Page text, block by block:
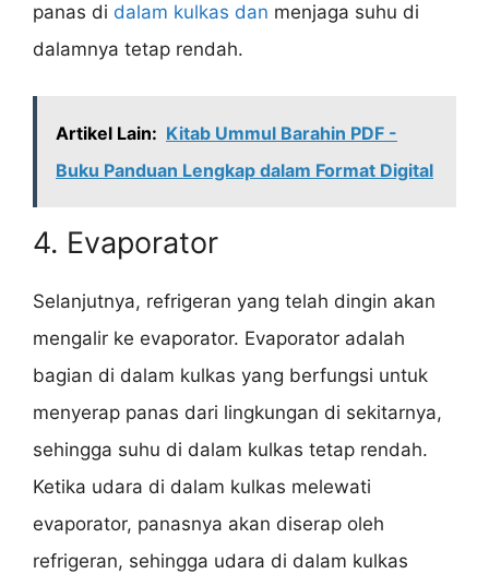
panas di dalam kulkas dan menjaga suhu di
dalamnya tetap rendah.
Artikel Lain: Kitab Ummul Barahin PDF -
Buku Panduan Lengkap dalam Format Digital
4. Evaporator
Selanjutnya, refrigeran yang telah dingin akan
mengalir ke evaporator. Evaporator adalah
bagian di dalam kulkas yang berfungsi untuk
menyerap panas dari lingkungan di sekitarnya,
sehingga suhu di dalam kulkas tetap rendah.
Ketika udara di dalam kulkas melewati
evaporator, panasnya akan diserap oleh
refrigeran, sehingga udara di dalam kulkas